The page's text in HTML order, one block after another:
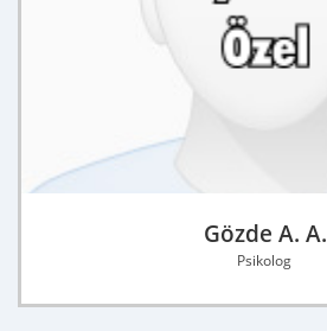
Gözde A. A.
Psikolog